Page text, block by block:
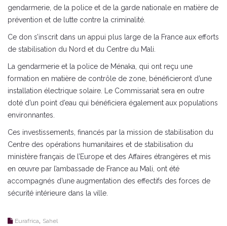
gendarmerie, de la police et de la garde nationale en matière de
prévention et de lutte contre la criminalité.
Ce don s’inscrit dans un appui plus large de la France aux efforts
de stabilisation du Nord et du Centre du Mali.
La gendarmerie et la police de Ménaka, qui ont reçu une
formation en matière de contrôle de zone, bénéficieront d’une
installation électrique solaire. Le Commissariat sera en outre
doté d’un point d’eau qui bénéficiera également aux populations
environnantes.
Ces investissements, financés par la mission de stabilisation du
Centre des opérations humanitaires et de stabilisation du
ministère français de l’Europe et des Affaires étrangères et mis
en œuvre par l’ambassade de France au Mali, ont été
accompagnés d’une augmentation des effectifs des forces de
sécurité intérieure dans la ville.
Eurafrica Sahel